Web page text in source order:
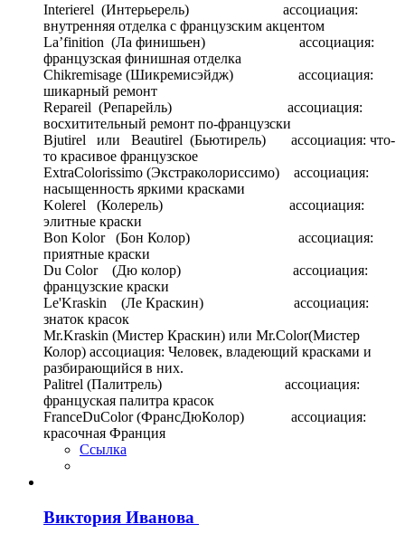
Interierel (Интерьерель) ассоциация:
внутренняя отделка с французским акцентом
La’finition (Ла финишьен) ассоциация:
французская финишная отделка
Chikremisage (Шикремисэйдж) ассоциация:
шикарный ремонт
Repareil (Репарейль) ассоциация:
восхитительный ремонт по-французски
Bjutirel или Beautirel (Бьютирель) ассоциация: что-
то красивое французское
ExtraColorissimo (Экстраколориссимо) ассоциация:
насыщенность яркими красками
Kolerel (Колерель) ассоциация:
элитные краски
Bon Kolor (Бон Колор) ассоциация:
приятные краски
Du Сolor (Дю колор) ассоциация:
французские краски
Le'Kraskin (Ле Краскин) ассоциация:
знаток красок
Mr.Kraskin (Мистер Краскин) или Mr.Color(Мистер
Колор) ассоциация: Человек, владеющий красками и
разбирающийся в них.
Palitrel (Палитрель) ассоциация:
француская палитра красок
FranceDuColor (ФрансДюКолор) ассоциация:
красочная Франция
Ссылка
Виктория Иванова